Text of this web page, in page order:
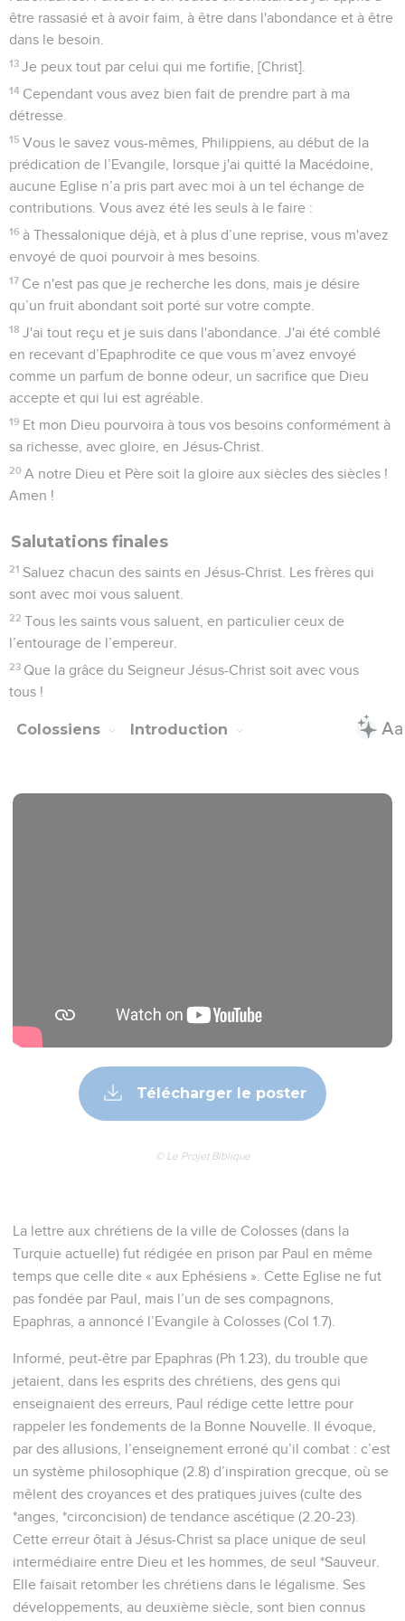
être rassasié et à avoir faim, à être dans l'abondance et à être
dans le besoin.
13 Je peux tout par celui qui me fortifie, [Christ].
14 Cependant vous avez bien fait de prendre part à ma
détresse.
15 Vous le savez vous-mêmes, Philippiens, au début de la
prédication de l’Evangile, lorsque j'ai quitté la Macédoine,
aucune Eglise n’a pris part avec moi à un tel échange de
contributions. Vous avez été les seuls à le faire :
16 à Thessalonique déjà, et à plus d’une reprise, vous m'avez
envoyé de quoi pourvoir à mes besoins.
17 Ce n'est pas que je recherche les dons, mais je désire
qu’un fruit abondant soit porté sur votre compte.
18 J'ai tout reçu et je suis dans l'abondance. J'ai été comblé
en recevant d’Epaphrodite ce que vous m’avez envoyé
comme un parfum de bonne odeur, un sacrifice que Dieu
accepte et qui lui est agréable.
19 Et mon Dieu pourvoira à tous vos besoins conformément à
sa richesse, avec gloire, en Jésus-Christ.
20 A notre Dieu et Père soit la gloire aux siècles des siècles !
Amen !
Salutations finales
21 Saluez chacun des saints en Jésus-Christ. Les frères qui
sont avec moi vous saluent.
22 Tous les saints vous saluent, en particulier ceux de
l’entourage de l’empereur.
23 Que la grâce du Seigneur Jésus-Christ soit avec vous
tous !
Colossiens Introduction
Télécharger le poster
© Le Projet Biblique
La lettre aux chrétiens de la ville de Colosses (dans la
Turquie actuelle) fut rédigée en prison par Paul en même
temps que celle dite « aux Ephésiens ». Cette Eglise ne fut
pas fondée par Paul, mais l’un de ses compagnons,
Epaphras, a annoncé l’Evangile à Colosses (Col 1.7).
Informé, peut-être par Epaphras (Ph 1.23), du trouble que
jetaient, dans les esprits des chrétiens, des gens qui
enseignaient des erreurs, Paul rédige cette lettre pour
rappeler les fondements de la Bonne Nouvelle. Il évoque,
par des allusions, l’enseignement erroné qu’il combat : c’est
un système philosophique (2.8) d’inspiration grecque, où se
mêlent des croyances et des pratiques juives (culte des
*anges, *circoncision) de tendance ascétique (2.20-23).
Cette erreur ôtait à Jésus-Christ sa place unique de seul
intermédiaire entre Dieu et les hommes, de seul *Sauveur.
Elle faisait retomber les chrétiens dans le légalisme. Ses
développements, au deuxième siècle, sont bien connus